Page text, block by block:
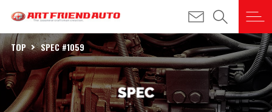
TOP SPEC #1059